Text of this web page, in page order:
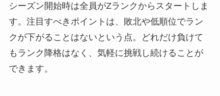
シーズン開始時は全員がZランクからスタートしま
す。注目すべきポイントは、敗北や低順位でラン
クが下がることはないという点。どれだけ負けて
もランク降格はなく、気軽に挑戦し続けることが
できます。